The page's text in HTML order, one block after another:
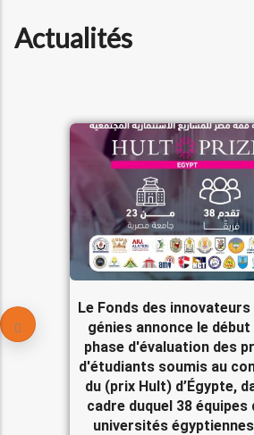
Actualités
Le Fonds des
génies annonce le début
phase d'évaluation des
d'étudiants soumis au
du (prix Hult) d’Égypte,
cadre duquel 38 équipes
universités